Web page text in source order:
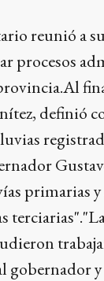
reunió a
procesos
definió
primarias
gobernador